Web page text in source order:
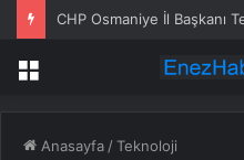
Menü
Anasayfa /Teknoloji